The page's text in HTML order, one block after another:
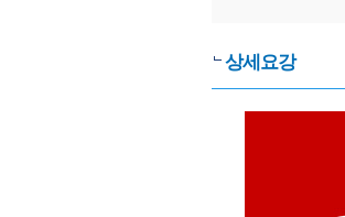
상세요강